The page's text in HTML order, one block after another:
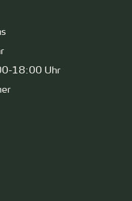
18:00 Uhr